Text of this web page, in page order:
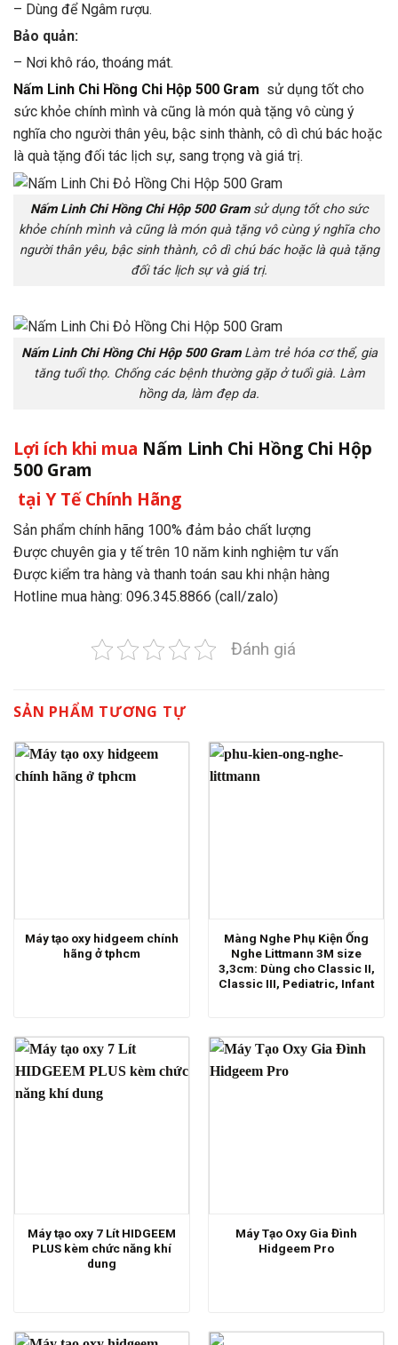
– Dùng để Ngâm rượu.
Bảo quản:
– Nơi khô ráo, thoáng mát.
Nấm Linh Chi Hồng Chi Hộp 500 Gram sử dụng tốt cho
sức khỏe chính mình và cũng là món quà tặng vô cùng ý
nghĩa cho người thân yêu, bậc sinh thành, cô dì chú bác hoặc
là quà tặng đối tác lịch sự, sang trọng và giá trị.
Nấm Linh Chi Hồng Chi Hộp 500 Gramsử dụng tốt cho sức
khỏe chính mình và cũng là món quà tặng vô cùng ý nghĩa cho
người thân yêu, bậc sinh thành, cô dì chú bác hoặc là quà tặng
đối tác lịch sự và giá trị.
Nấm Linh Chi Hồng Chi Hộp 500 GramLàm trẻ hóa cơ thể, gia
tăng tuổi thọ. Chống các bệnh thường gặp ở tuổi già. Làm
hồng da, làm đẹp da.
Lợi ích khi mua Nấm Linh Chi Hồng Chi Hộp
500 Gram
tại Y Tế Chính Hãng
Sản phẩm chính hãng 100% đảm bảo chất lượng
Được chuyên gia y tế trên 10 năm kinh nghiệm tư vấn
Được kiểm tra hàng và thanh toán sau khi nhận hàng
Hotline mua hàng: 096.345.8866 (call/zalo)
Đánh giá
SẢN PHẨM TƯƠNG TỰ
Máy tạo oxy hidgeem chính
hãng ở tphcm
Màng Nghe Phụ Kiện Ống
Nghe Littmann 3M size
3,3cm: Dùng cho Classic II,
Classic III, Pediatric, Infant
Máy tạo oxy 7 Lít HIDGEEM
PLUS kèm chức năng khí
dung
Máy Tạo Oxy Gia Đình
Hidgeem Pro